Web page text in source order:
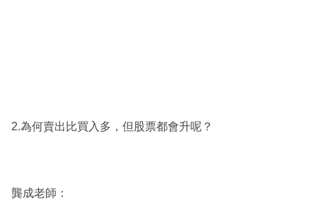
2.為何賣出比買入多，但股票都會升呢？
龔成老師：